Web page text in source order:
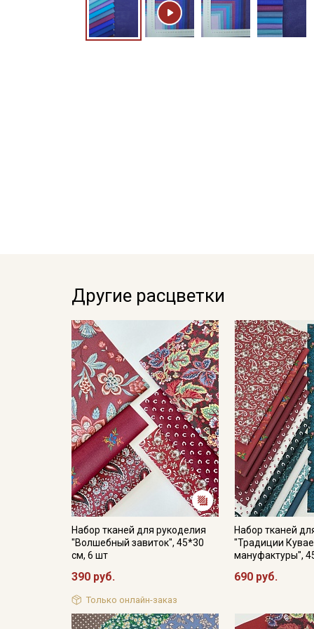
Другие расцветки
Набор тканей для рукоделия
"Волшебный завиток", 45*30
см, 6 шт
390 руб.
Только онлайн-заказ
Набор тканей
"Традиции
мануфактуры",
690 руб.